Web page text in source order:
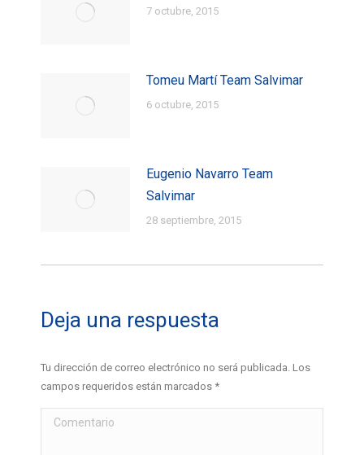
7 octubre, 2015
Tomeu Martí Team Salvimar
6 octubre, 2015
Eugenio Navarro Team
Salvimar
28 septiembre, 2015
Deja una respuesta
Tu dirección de correo electrónico no será publicada. Los
campos requeridos están marcados *
Comentario